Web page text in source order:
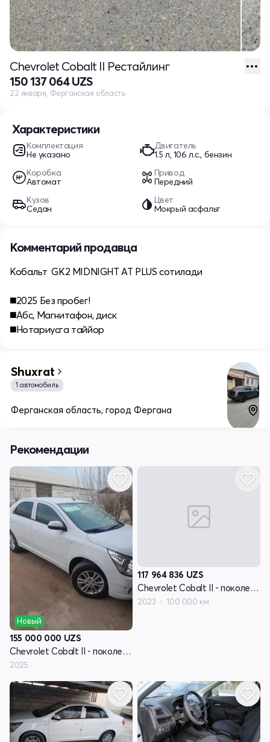
Характеристики
Комплектация
Не указано
Двигатель
1.5 л, 106 л.с., бензин
Коробка
Автомат
Привод
Передний
Кузов
Седан
Цвет
Мокрый асфальт
Chevrolet Cobalt II Рестайлинг
150 137 064 UZS
22 января, Ферганская область
Комментарий продавца
Кобальт GK2 MIDNIGHT AT PLUS сотилади
◼️2025 Без пробег!
◼️Абс, Магнитафон, диск
◼️Нотариусга таййор
Shuxrat
1 автомобиль
Ферганская область, город Фергана
Рекомендации
Новый
155 000 000 UZS
Chevrolet Cobalt II - поколение рестайлинг
2025
117 964 836 UZS
Chevrolet Cobalt II - поколение рестайлинг
2023 100 000 км